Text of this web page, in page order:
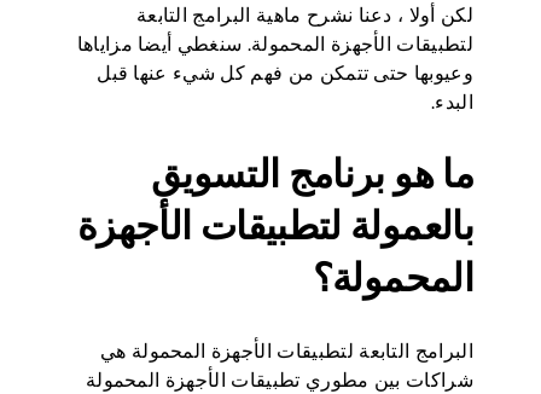
لكن أولا ، دعنا نشرح ماهية البرامج التابعة
لتطبيقات الأجهزة المحمولة. سنغطي أيضا مزاياها
وعيوبها حتى تتمكن من فهم كل شيء عنها قبل
البدء.
ما هو برنامج التسويق
بالعمولة لتطبيقات الأجهزة
المحمولة؟
البرامج التابعة لتطبيقات الأجهزة المحمولة هي
شراكات بين مطوري تطبيقات الأجهزة المحمولة